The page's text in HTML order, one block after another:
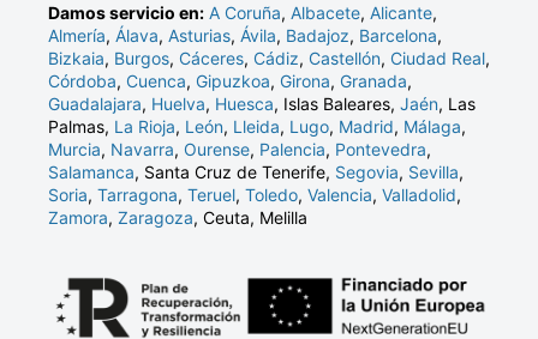
Damos servicio en: A Coruña, Albacete, Alicante,
Almería, Álava, Asturias, Ávila, Badajoz, Barcelona,
Bizkaia, Burgos, Cáceres, Cádiz, Castellón, Ciudad Real,
Córdoba, Cuenca, Gipuzkoa, Girona, Granada,
Guadalajara, Huelva, Huesca, Islas Baleares, Jaén, Las
Palmas, La Rioja, León, Lleida, Lugo, Madrid, Málaga,
Murcia, Navarra, Ourense, Palencia, Pontevedra,
Salamanca, Santa Cruz de Tenerife, Segovia, Sevilla,
Soria, Tarragona, Teruel, Toledo, Valencia, Valladolid,
Zamora, Zaragoza, Ceuta, Melilla